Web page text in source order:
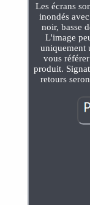
Les écrans
inondés
noir, basse
L'image
uniquement
vous
produit.
retours